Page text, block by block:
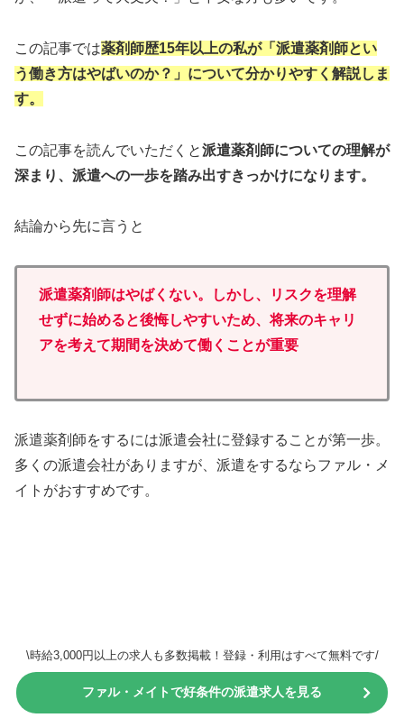
この記事では薬剤師歴15年以上の私が「派遣薬剤師とい
う働き方はやばいのか？」について分かりやすく解説しま
す。
この記事を読んでいただくと派遣薬剤師についての理解が
深まり、派遣への一歩を踏み出すきっかけになります。
結論から先に言うと
派遣薬剤師はやばくない。 しかし、
リスクを理解
せずに始めると後悔しやすいため、将来のキャリ
アを考えて期間を決めて働くことが重要
派遣薬剤師をするには派遣会社に登録することが第一歩。
多くの派遣会社がありますが、派遣をするならファル・メ
イトがおすすめです。
\時給3,000円以上の求人も多数掲載！登録・利用はすべて無料です/
ファル・メイトで好条件の派遣求人を見る